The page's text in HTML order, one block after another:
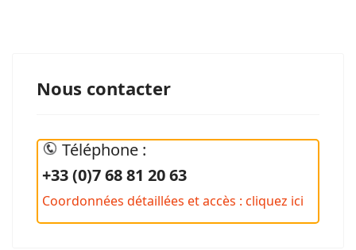
Nous contacter
Téléphone :
+33 (0)7 68 81 20 63
Coordonnées détaillées et accès : cliquez ici